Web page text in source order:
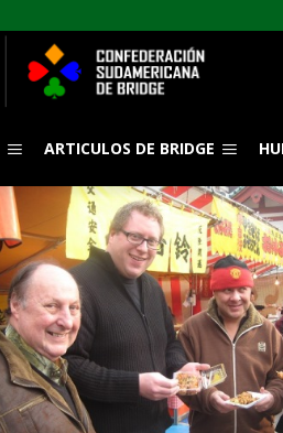
ARTICULOS DE BRIDGE